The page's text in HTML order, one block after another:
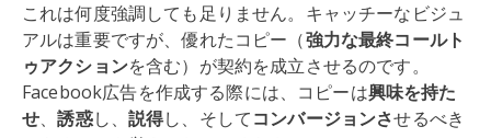
これは何度強調しても足りません。キャッチーなビジュ
アルは重要ですが、優れたコピー（強力な最終コールト
ゥアクションを含む）が契約を成立させるのです。
Facebook広告を作成する際には、コピーは興味を持た
せ、誘惑し、 説得し、そしてコンバージョンさせるべき